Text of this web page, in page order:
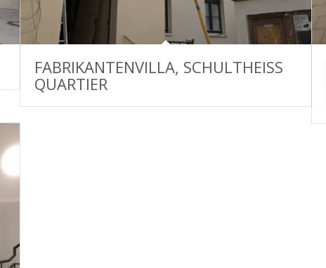
FABRIKANTENVILLA, SCHULTHEISS
QUARTIER